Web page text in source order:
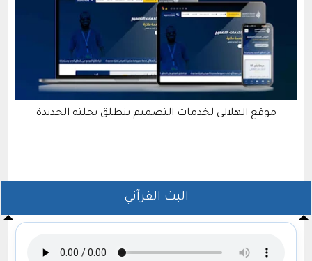
موقع الهلالي لخدمات التصميم ينطلق بحلته الجديدة
البث القرآني